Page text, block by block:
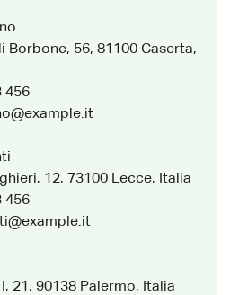
Borbone, 56, 81100 Caserta,
456
12, 73100 Lecce, Italia
456
21, 90138 Palermo, Italia